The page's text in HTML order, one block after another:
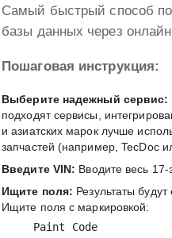
Самый быстрый способ
базы данных через
Пошаговая инструкция:
Выберите надежный сервис:
подходят сервисы,
и азиатских марок лучше
запчастей (например, TecDoc
Введите VIN: Вводите весь
Ищите поля: Результаты
Ищите поля с маркировкой:
Paint Code